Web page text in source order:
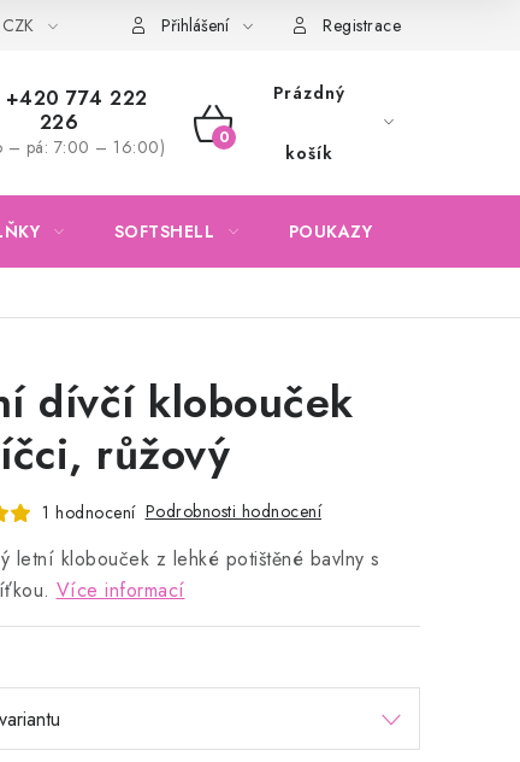
Obchodní podmínky Podmínky ochrany osobních údajů
CZK Přihlášení Registrace
+420 774 222
226
– pá: 7:00 – 16:00)
NÁKUPNÍ
Prázdný
košík
SOFTSHELL POUKAZY
dívčí klobouček
růžový
1 hodnocení Podrobnosti hodnocení
letní klobouček z lehké potištěné bavlny s
Více informací